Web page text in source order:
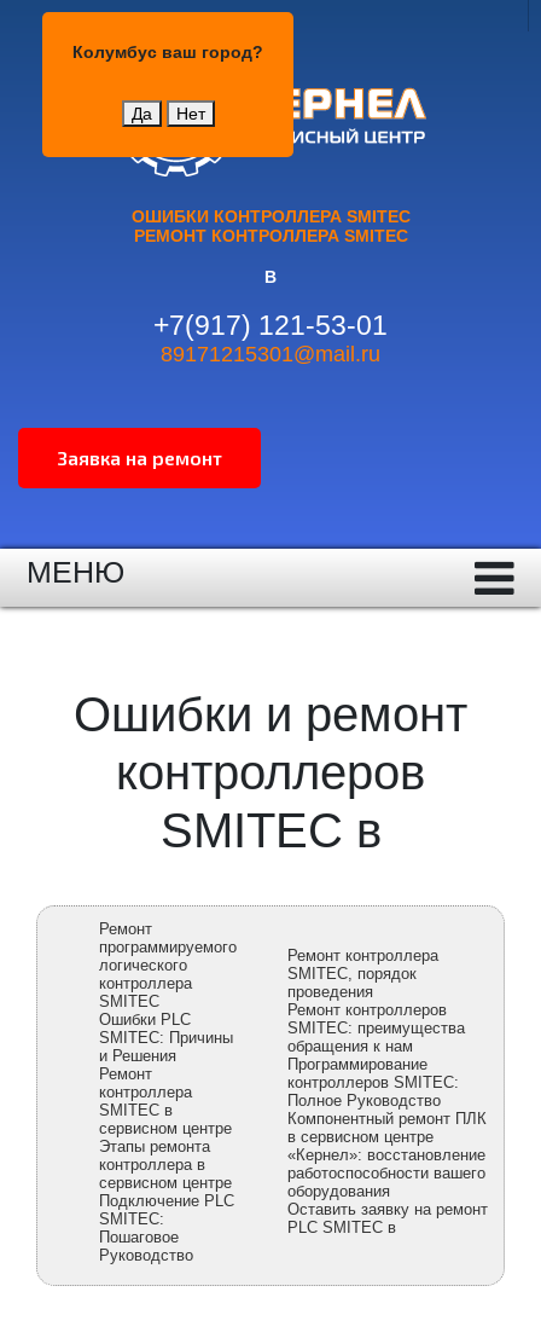
Колумбус ваш город?
Да Нет
ОШИБКИ КОНТРОЛЛЕРА SMITEC
РЕМОНТ КОНТРОЛЛЕРА SMITEC
В
+7(917) 121-53-01
89171215301@mail.ru
МЕНЮ
Ошибки и ремонт
контроллеров
SMITEC в
Ремонт
программируемого
логического
контроллера
SMITEC
Ошибки PLC
SMITEC: Причины
и Решения
Ремонт
контроллера
SMITEC в
сервисном центре
Этапы ремонта
контроллера в
сервисном центре
Подключение PLC
SMITEC:
Пошаговое
Руководство
Ремонт контроллера
SMITEC, порядок
проведения
Ремонт контроллеров
SMITEC: преимущества
обращения к нам
Программирование
контроллеров SMITEC:
Полное Руководство
Компонентный ремонт ПЛК
в сервисном центре
«Кернел»: восстановление
работоспособности вашего
оборудования
Оставить заявку на ремонт
PLC SMITEC в